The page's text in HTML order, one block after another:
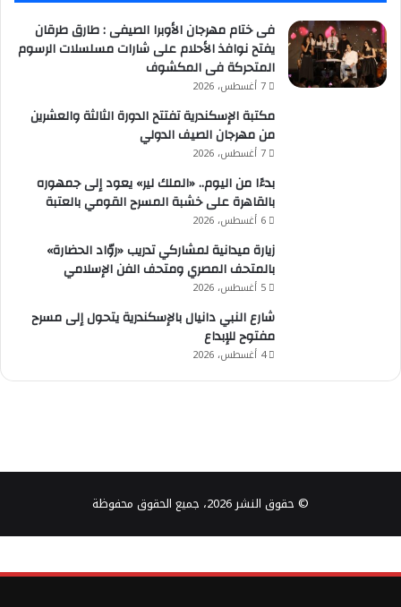
فى ختام مهرجان الأوبرا الصيفى : طارق طرقان
يفتح نوافذ الأحلام على شارات مسلسلات الرسوم
المتحركة فى المكشوف
7 أغسطس، 2026
مكتبة الإسكندرية تفتتح الدورة الثالثة والعشرين
من مهرجان الصيف الدولي
7 أغسطس، 2026
بدءًا من اليوم.. «الملك لير» يعود إلى جمهوره
بالقاهرة على خشبة المسرح القومي بالعتبة
6 أغسطس، 2026
زيارة ميدانية لمشاركي تدريب «روّاد الحضارة»
بالمتحف المصري ومتحف الفن الإسلامي
5 أغسطس، 2026
شارع النبي دانيال بالإسكندرية يتحول إلى مسرح
مفتوح للإبداع
4 أغسطس، 2026
© حقوق النشر 2026، جميع الحقوق محفوظة